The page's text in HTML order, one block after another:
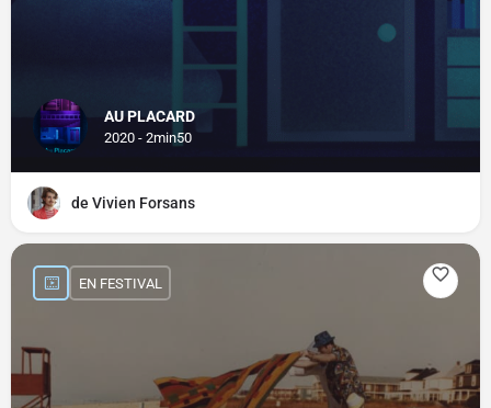
AU PLACARD
2020 - 2min50
de Vivien Forsans
EN FESTIVAL